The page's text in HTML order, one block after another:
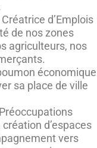
d’Emplois
de nos zones
agriculteurs, nos
économique
sa place de ville
d’espaces
vers